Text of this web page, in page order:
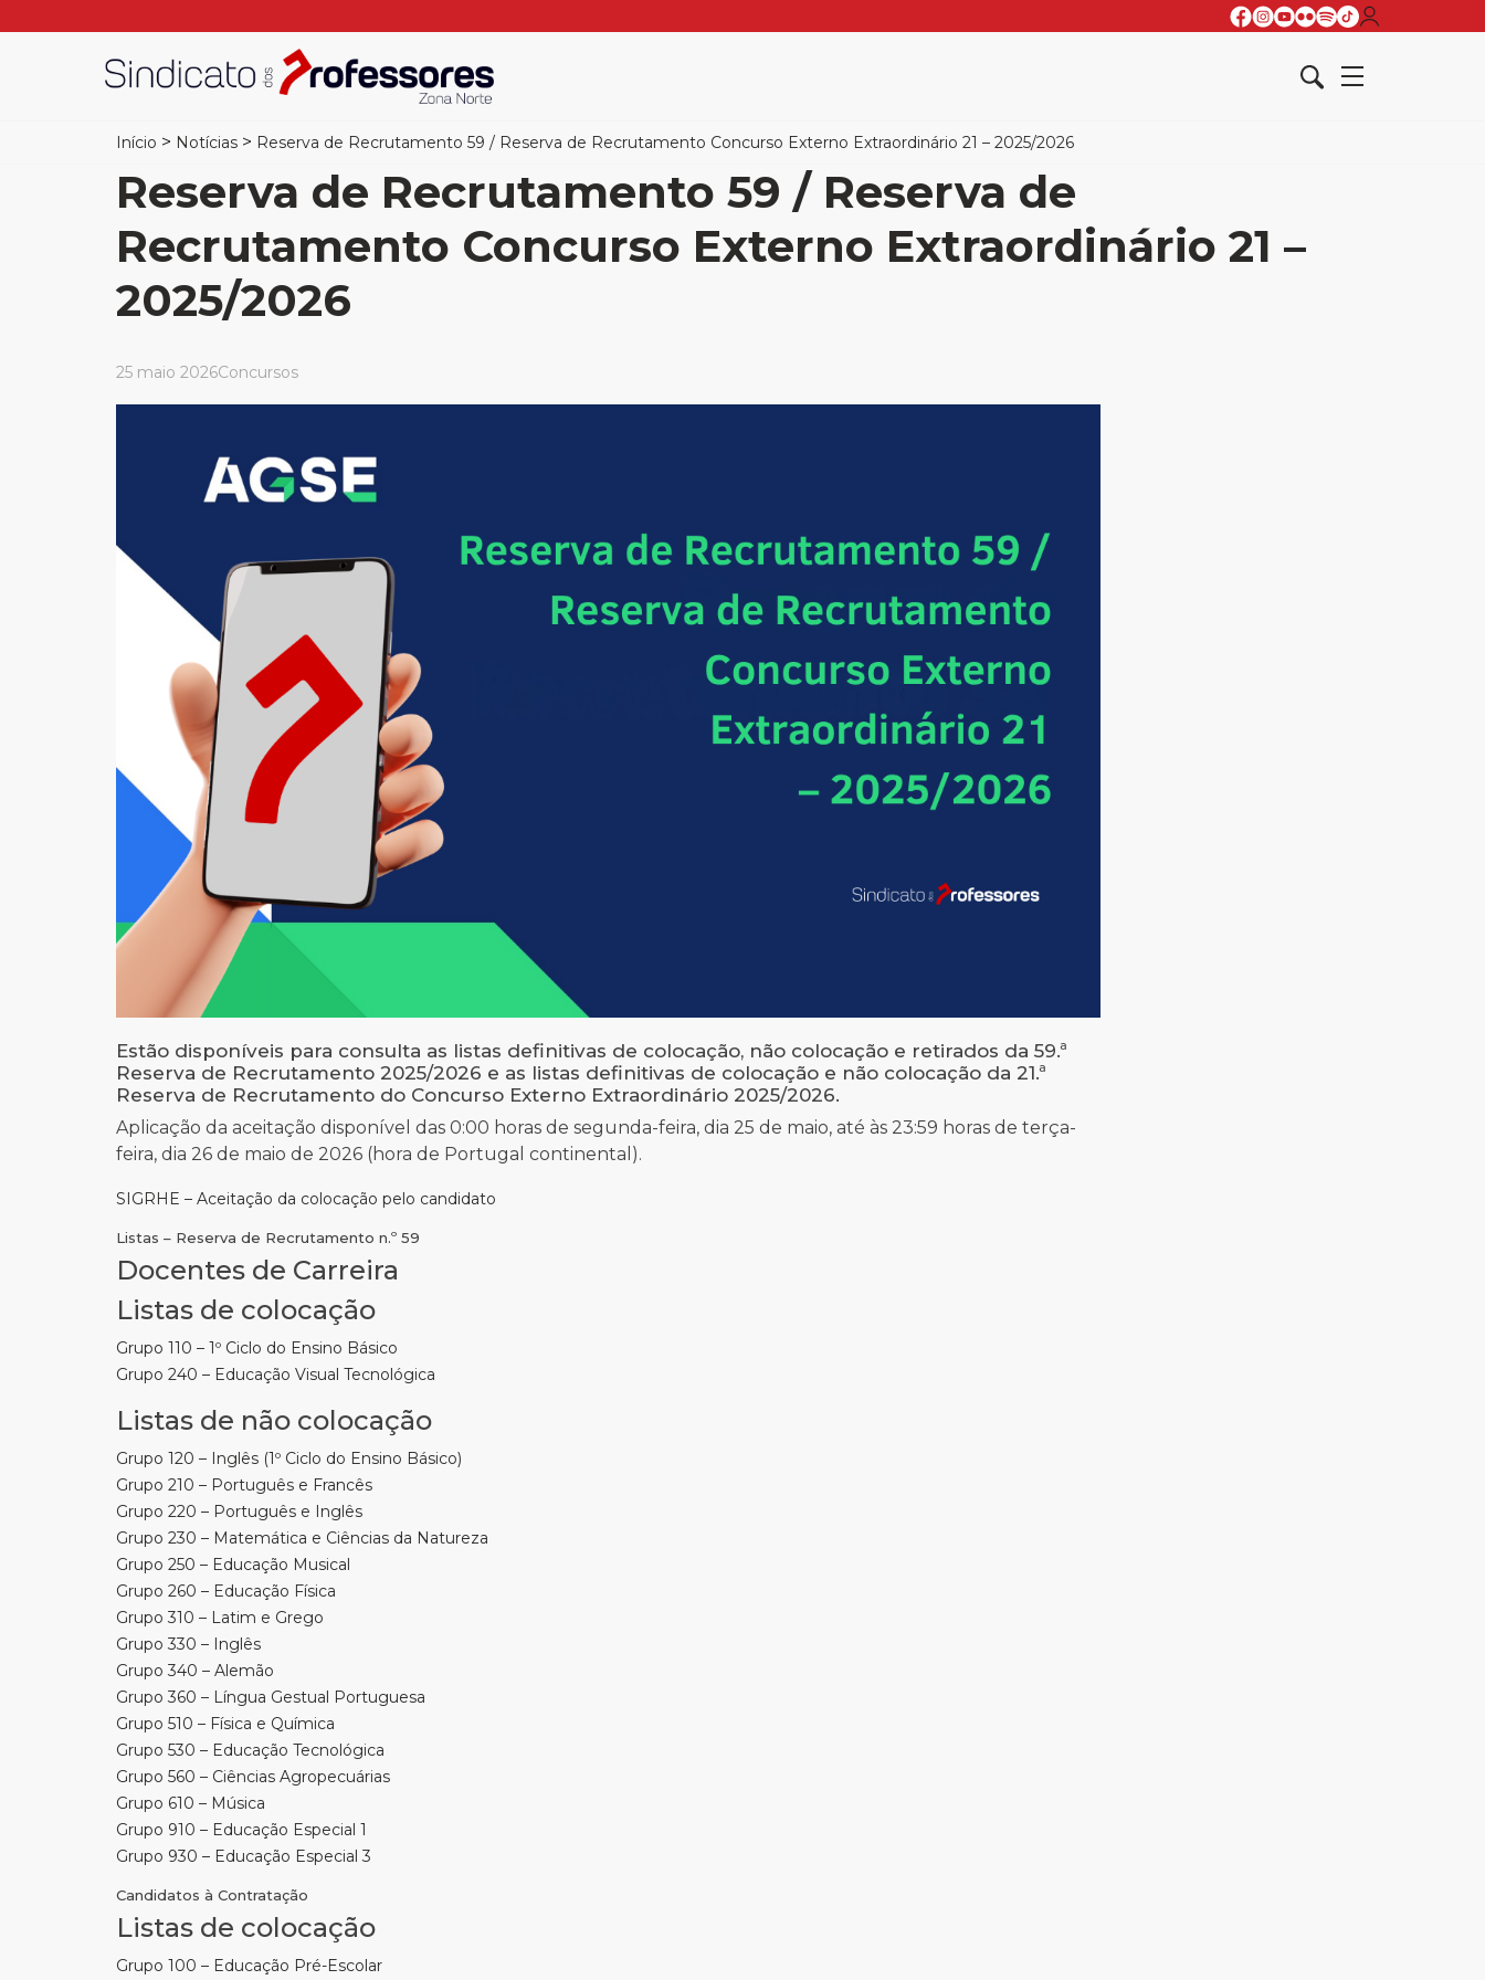
Início > Notícias > Reserva de Recrutamento 59 / Reserva de Recrutamento Concurso Externo Extraordinário 21 – 2025/2026
Reserva de Recrutamento 59 / Reserva de
Recrutamento Concurso Externo Extraordinário 21 –
2025/2026
25 maio 2026Concursos
Estão disponíveis para consulta as listas definitivas de colocação, não colocação e retirados da 59.ª
Reserva de Recrutamento 2025/2026 e as listas definitivas de colocação e não colocação da 21.ª
Reserva de Recrutamento do Concurso Externo Extraordinário 2025/2026.
Aplicação da aceitação disponível das 0:00 horas de segunda-feira, dia 25 de maio, até às 23:59 horas de terça-
feira, dia 26 de maio de 2026 (hora de Portugal continental).
SIGRHE – Aceitação da colocação pelo candidato
Listas – Reserva de Recrutamento n.º 59
Docentes de Carreira
Listas de colocação
Grupo 110 – 1º Ciclo do Ensino Básico
Grupo 240 – Educação Visual Tecnológica
Listas de não colocação
Grupo 120 – Inglês (1º Ciclo do Ensino Básico)
Grupo 210 – Português e Francês
Grupo 220 – Português e Inglês
Grupo 230 – Matemática e Ciências da Natureza
Grupo 250 – Educação Musical
Grupo 260 – Educação Física
Grupo 310 – Latim e Grego
Grupo 330 – Inglês
Grupo 340 – Alemão
Grupo 360 – Língua Gestual Portuguesa
Grupo 510 – Física e Química
Grupo 530 – Educação Tecnológica
Grupo 560 – Ciências Agropecuárias
Grupo 610 – Música
Grupo 910 – Educação Especial 1
Grupo 930 – Educação Especial 3
Candidatos à Contratação
Listas de colocação
Grupo 100 – Educação Pré-Escolar